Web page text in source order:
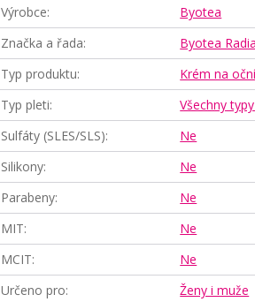
Výrobce
Byotea
Značka a řada
Byotea
Typ produktu
Krém na
Typ pleti
Všechny
Sulfáty (SLES/SLS)
Ne
Silikony
Ne
Parabeny
Ne
MIT
Ne
MCIT
Ne
Určeno pro
Ženy i muže